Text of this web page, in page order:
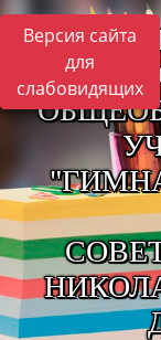
Версия сайта
для
слабовидящих